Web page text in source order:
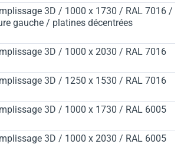
3D / 1000 x 1730 / RAL 7016 /
gauche / platines décentrées
3D / 1000 x 2030 / RAL 7016
3D / 1250 x 1530 / RAL 7016
3D / 1000 x 1730 / RAL 6005
3D / 1000 x 2030 / RAL 6005